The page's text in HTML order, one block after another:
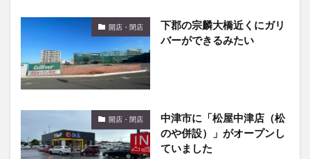
開店・閉店
下郡の宗麟大橋近くにガリ
バーができるみたい
開店・閉店
中津市に「松屋中津店（松
のや併設）」がオープンし
ていました